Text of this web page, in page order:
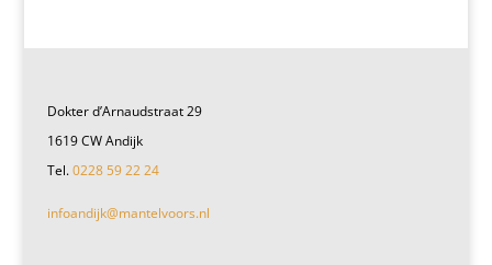
Dokter d’Arnaudstraat 29
1619 CW Andijk
Tel.0228 59 22 24
infoandijk@mantelvoors.nl